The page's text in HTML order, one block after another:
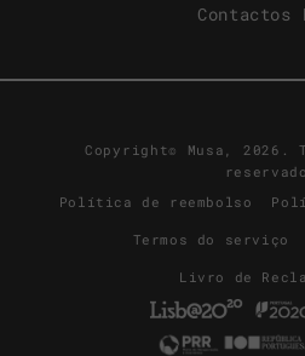
Contactos
Copyright© Musa, 2026.
Política de reembolso
Termos do serviço
Livro de